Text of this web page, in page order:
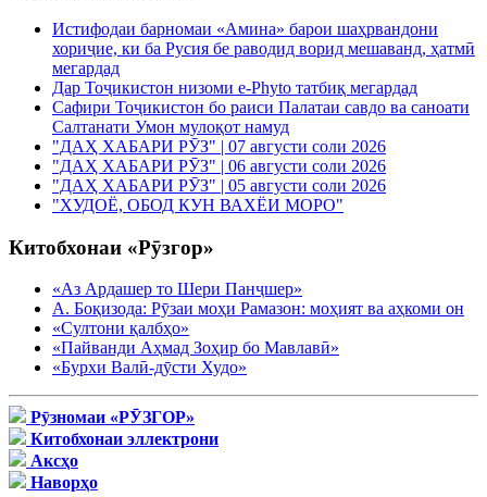
Истифодаи барномаи «Амина» барои шаҳрвандони
хориҷие, ки ба Русия бе раводид ворид мешаванд, ҳатмӣ
мегардад
Дар Тоҷикистон низоми e-Phyto татбиқ мегардад
Сафири Тоҷикистон бо раиси Палатаи савдо ва саноати
Салтанати Умон мулоқот намуд
"ДАҲ ХАБАРИ РӮЗ" | 07 августи соли 2026
"ДАҲ ХАБАРИ РӮЗ" | 06 августи соли 2026
"ДАҲ ХАБАРИ РӮЗ" | 05 августи соли 2026
"ХУДОЁ, ОБОД КУН ВАХЁИ МОРО"
Китобхонаи «Рӯзгор»
«Аз Ардашер то Шери Панҷшер»
А. Боқизода: Рӯзаи моҳи Рамазон: моҳият ва аҳкоми он
«Султони қалбҳо»
«Пайванди Аҳмад Зоҳир бо Мавлавӣ»
«Бурхи Валӣ-дӯсти Худо»
Рӯзномаи «РӮЗГОР»
Китобхонаи эллектрони
Аксҳо
Наворҳо